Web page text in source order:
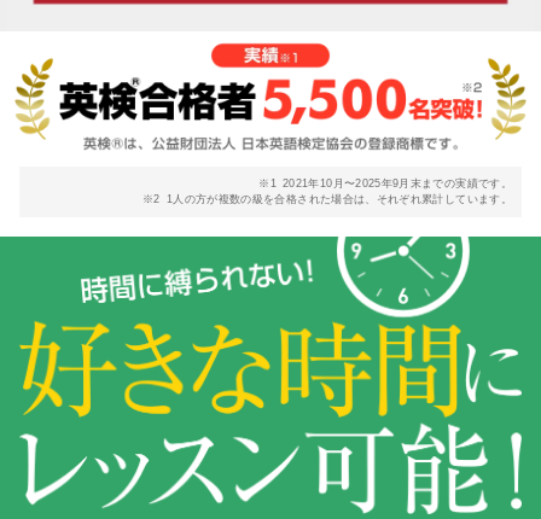
※1
2021年10月〜2025年9月末までの実績です。
※2
1人の方が複数の級を合格された場合は、それぞれ累計しています。